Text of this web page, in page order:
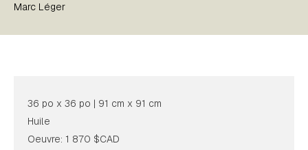
Marc Léger
36 po x 36 po | 91 cm x 91 cm
Huile
Oeuvre: 1 870 $CAD